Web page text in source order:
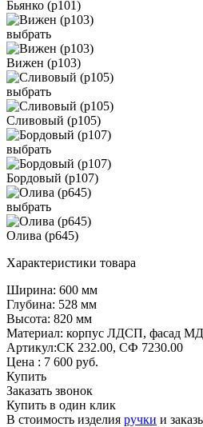
Бьянко (р101)
выбрать
Вижен (р103)
выбрать
Сливовый (р105)
выбрать
Бордовый (р107)
выбрать
Олива (р645)
Характеристики товара
Ширина: 600 мм
Глубина: 528 мм
Высота: 820 мм
Материал: корпус ЛДСП, фасад
Артикул:СК 232.00, СФ 7230.00
Цена : 7 600 руб.
Купить
Заказать звонок
Купить в один клик
В стоимость изделия ручки и